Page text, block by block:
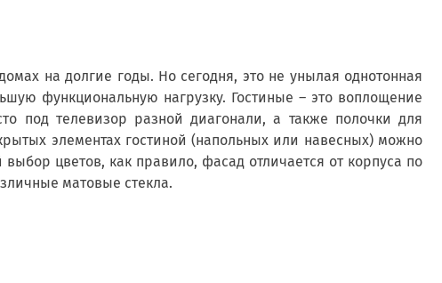
на долгие годы. Но сегодня, это не унылая однотонная
функциональную нагрузку. Гостиные – это воплощение
под телевизор разной диагонали, а также полочки для
элементах гостиной (напольных или навесных) можно
цветов, как правило, фасад отличается от корпуса по
матовые стекла.